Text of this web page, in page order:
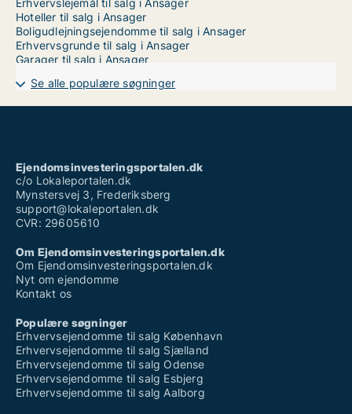
Erhvervslejemål til salg i Ansager
Hoteller til salg i Ansager
Boligudlejningsejendomme til salg i Ansager
Erhvervsgrunde til salg i Ansager
Garager til salg i Ansager
Se alle populære søgninger
Ejendomsinvesteringsportalen.dk
c/o Lokaleportalen.dk
Mynstersvej 3, Frederiksberg
support@lokaleportalen.dk
CVR: 29605610
Om Ejendomsinvesteringsportalen.dk
Om Ejendomsinvesteringsportalen.dk
Nyt om ejendomme
Kontakt os
Populære søgninger
Erhvervsejendomme til salg København
Erhvervsejendomme til salg Sjælland
Erhvervsejendomme til salg Odense
Erhvervsejendomme til salg Esbjerg
Erhvervsejendomme til salg Aalborg